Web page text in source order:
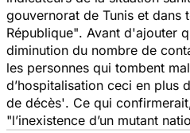
gouvernorat de Tunis et dans
République". Avant d'ajouter
diminution du nombre de
les personnes qui tombent
d’hospitalisation ceci en plus
de décès'. Ce qui
"l’inexistence d’un mutant